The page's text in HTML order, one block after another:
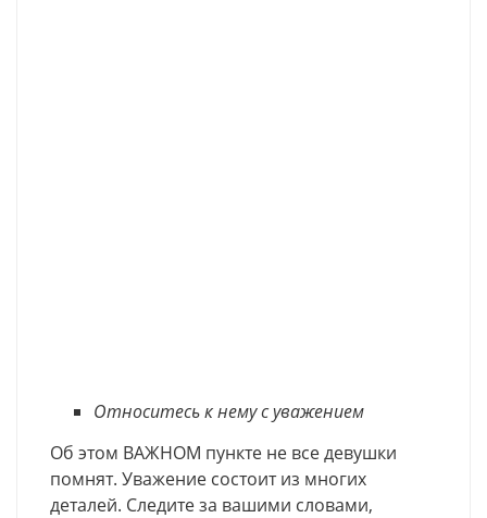
Относитесь к нему с уважением
Об этом ВАЖНОМ пункте не все девушки
помнят. Уважение состоит из многих
деталей. Следите за вашими словами,